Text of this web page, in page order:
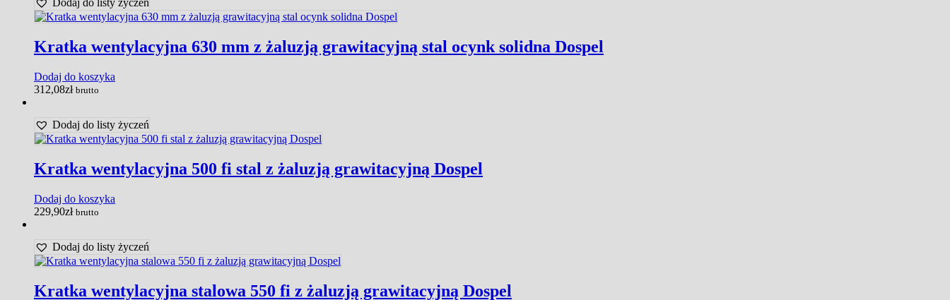
Dodaj do listy życzeń
Kratka wentylacyjna 630 mm z żaluzją grawitacyjną stal ocynk solidna Dospel
Dodaj do koszyka
312,08zł brutto
Dodaj do listy życzeń
Kratka wentylacyjna 500 fi stal z żaluzją grawitacyjną Dospel
Dodaj do koszyka
229,90zł brutto
Dodaj do listy życzeń
Kratka wentylacyjna stalowa 550 fi z żaluzją grawitacyjną Dospel